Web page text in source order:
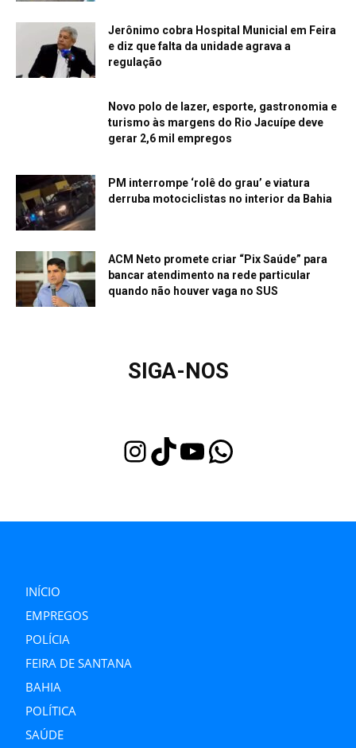
Jerônimo cobra Hospital Municial em Feira
e diz que falta da unidade agrava a
regulação
Novo polo de lazer, esporte, gastronomia e
turismo às margens do Rio Jacuípe deve
gerar 2,6 mil empregos
PM interrompe ‘rolê do grau’ e viatura
derruba motociclistas no interior da Bahia
ACM Neto promete criar “Pix Saúde” para
bancar atendimento na rede particular
quando não houver vaga no SUS
SIGA-NOS
InstagramTikTok Youtube WhatsApp
INÍCIO
EMPREGOS
POLÍCIA
FEIRA DE SANTANA
BAHIA
POLÍTICA
SAÚDE